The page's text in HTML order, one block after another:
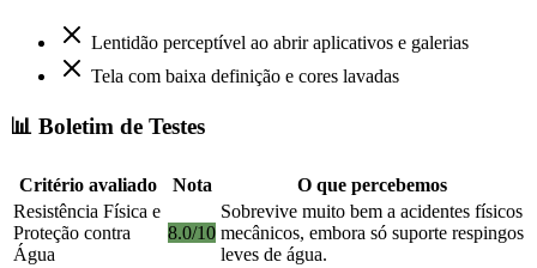
Lentidão perceptível ao abrir aplicativos e galerias
Tela com baixa definição e cores lavadas
📊 Boletim de Testes
Critério avaliado Nota
O que percebemos
Resistência Física e
Proteção contra
Água
8.0/10
Sobrevive muito bem a acidentes físicos
mecânicos, embora só suporte respingos
leves de água.